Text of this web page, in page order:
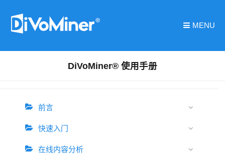
MENU
DiVoMiner® 使用手册
前言
快速入门
在线内容分析